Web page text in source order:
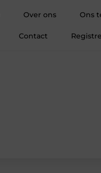
Over ons Ons
Contact